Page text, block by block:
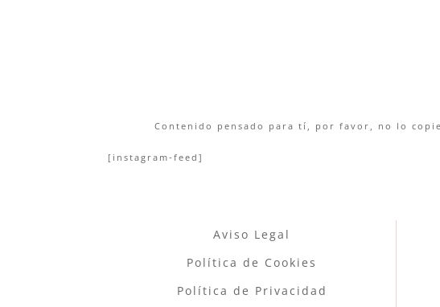
Contenido pensado para tí, por favor, no lo
[instagram-feed]
Aviso Legal
Política de Cookies
Política de Privacidad